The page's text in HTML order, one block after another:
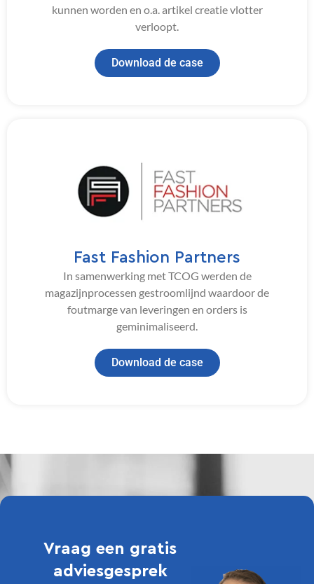
kunnen worden en o.a. artikel creatie vlotter
verloopt.
Download de case
Fast Fashion Partners
In samenwerking met TCOG werden de
magazijnprocessen gestroomlijnd waardoor de
foutmarge van leveringen en orders is
geminimaliseerd.
Download de case
Vraag een gratis
adviesgesprek